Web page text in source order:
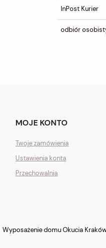
InPost Kurier
odbiór
MOJE KONTO
Twoje zamówienia
Ustawienia konta
Przechowalnia
Wyposażenie domu Okucia